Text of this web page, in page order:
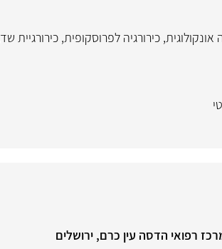
אונקולוגית, כירורגיה לפרוסקופית, כירורגיית שד
רפואי הדסה עין כרם, ירושלים